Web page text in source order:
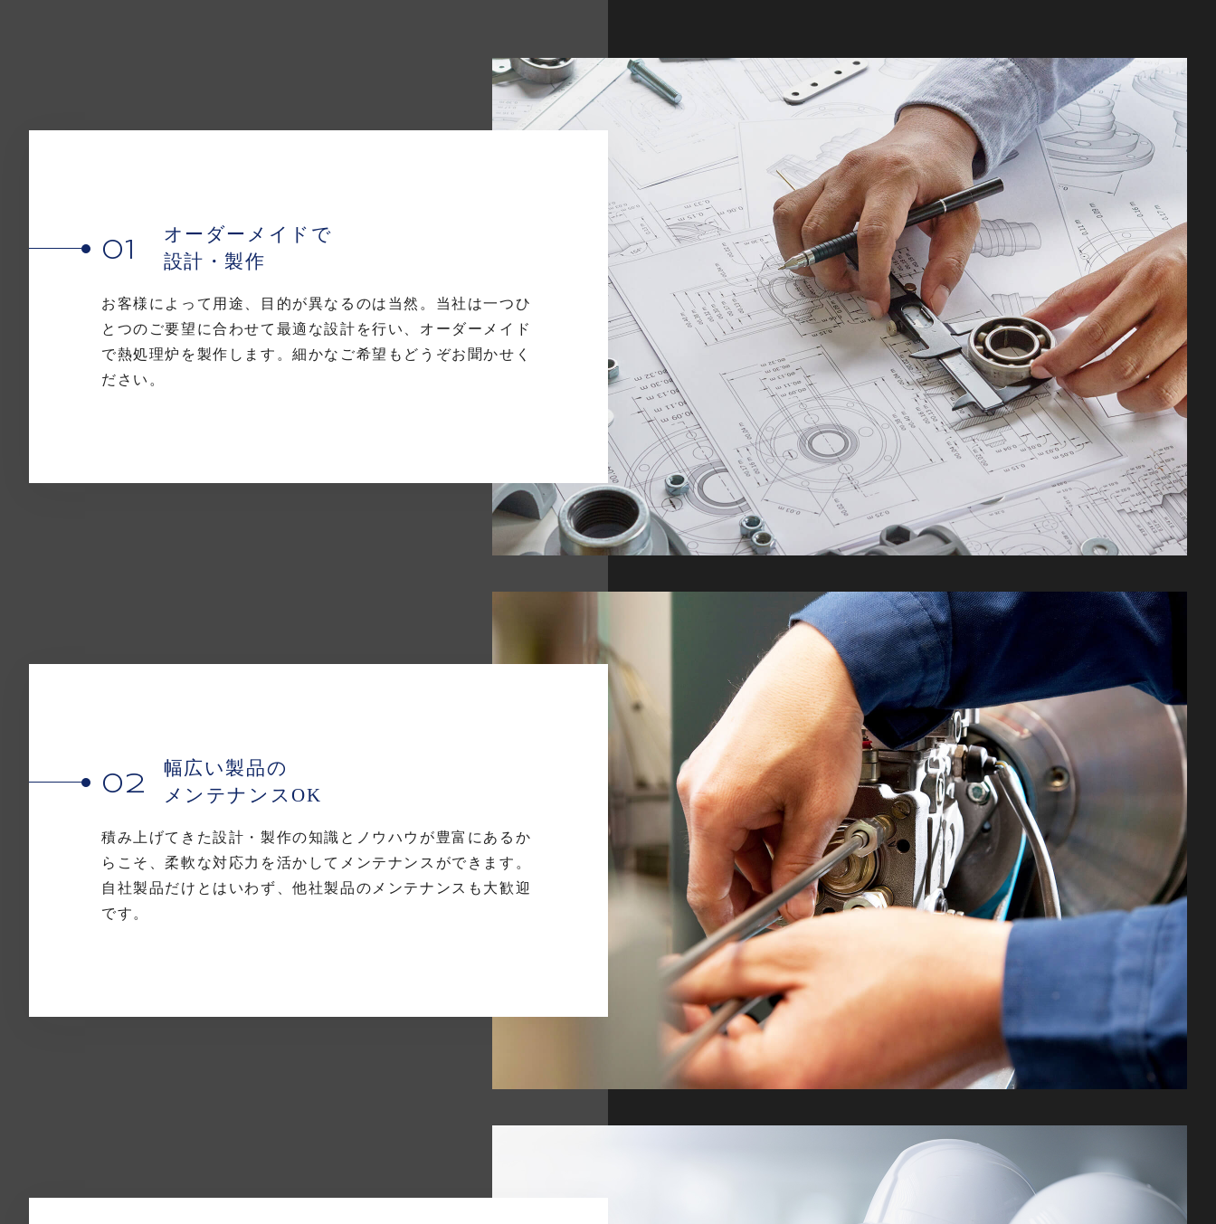
01
オーダーメイドで
設計・製作
お客様によって用途、目的が異なるのは当然。当社は一つひ
とつのご要望に合わせて最適な設計を行い、オーダーメイド
で熱処理炉を製作します。細かなご希望もどうぞお聞かせく
ださい。
02
幅広い製品の
メンテナンスOK
積み上げてきた設計・製作の知識とノウハウが豊富にあるか
らこそ、柔軟な対応力を活かしてメンテナンスができます。
自社製品だけとはいわず、他社製品のメンテナンスも大歓迎
です。